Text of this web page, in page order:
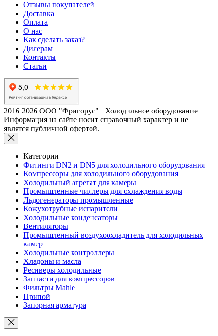
Отзывы покупателей
Доставка
Оплата
О нас
Как сделать заказ?
Дилерам
Контакты
Статьи
2016-2026 ООО "Фригорус" - Холодильное оборудование
Информация на сайте носит справочный характер и не
являтся публичной офертой.
Категории
Фитинги DN2 и DN5 для холодильного оборудования
Компрессоры для холодильного оборудования
Холодильный агрегат для камеры
Промышленные чиллеры для охлаждения воды
Льдогенераторы промышленные
Кожухотрубные испарители
Холодильные конденсаторы
Вентиляторы
Промышленный воздухоохладитель для холодильных
камер
Холодильные контроллеры
Хладоны и масла
Ресиверы холодильные
Запчасти для компрессоров
Фильтры Mahle
Припой
Запорная арматура